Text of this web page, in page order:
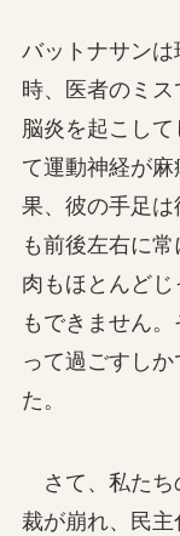
バットナサン
時、医者のミス
脳炎を起こし
て運動神経が
果、彼の手足
も前後左右に
肉もほとんど
もできません
って過ごすし
た。
さて、私たち
裁が崩れ、民